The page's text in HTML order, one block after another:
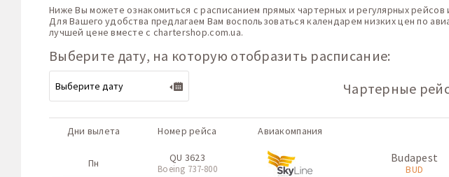
Ниже Вы можете ознакомиться с расписанием прямых чартерных и регулярных рейсов
Для Вашего удобства предлагаем Вам воспользоваться календарем низких цен по
лучшей цене вместе с chartershop.com.ua.
Выберите дату, на которую отобразить расписание:
Чартерные
Дни вылета Номер рейса Авиакомпания
Пн QU 3623
Boeing 737-800
Budapest
BUD